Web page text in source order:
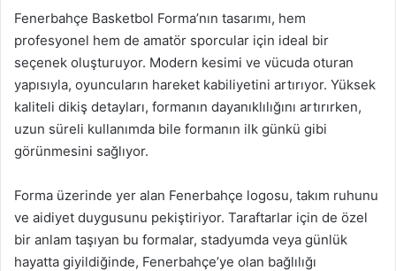
Fenerbahçe Basketbol Forma’nın tasarımı, hem
profesyonel hem de amatör sporcular için ideal bir
seçenek oluşturuyor. Modern kesimi ve vücuda oturan
yapısıyla, oyuncuların hareket kabiliyetini artırıyor. Yüksek
kaliteli dikiş detayları, formanın dayanıklılığını artırırken,
uzun süreli kullanımda bile formanın ilk günkü gibi
görünmesini sağlıyor.
Forma üzerinde yer alan Fenerbahçe logosu, takım ruhunu
ve aidiyet duygusunu pekiştiriyor. Taraftarlar için de özel
bir anlam taşıyan bu formalar, stadyumda veya günlük
hayatta giyildiğinde, Fenerbahçe’ye olan bağlılığı